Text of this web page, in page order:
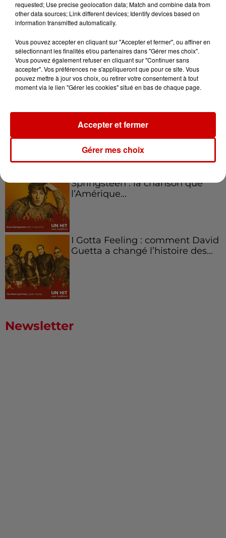
Podcasts Voir plus
Kelly Massol, figure
emblématique de
l'entrepreneuriat féminin
Boston,...
Springsteen : la chanson que
l’Amérique...
I Gotta Feeling : comment David
Guetta a changé l’histoire des...
Newsletter
requested; Use precise geolocation data; Match and combine data from
other data sources; Link different devices; Identify devices based on
information transmitted automatically.
Vous pouvez accepter en cliquant sur "Accepter et fermer", ou affiner en
sélectionnant les finalités et/ou partenaires dans "Gérer mes choix".
Vous pouvez également refuser en cliquant sur "Continuer sans
accepter". Vos préférences ne s'appliqueront que pour ce site. Vous
pouvez mettre à jour vos choix, ou retirer votre consentement à tout
moment via le lien "Gérer les cookies" situé en bas de chaque page.
Gérer mes choix
Accepter et fermer